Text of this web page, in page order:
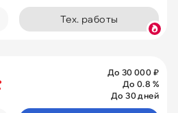
Тех. работы
До 30 000 ₽
До 0.8 %
До 30 дней